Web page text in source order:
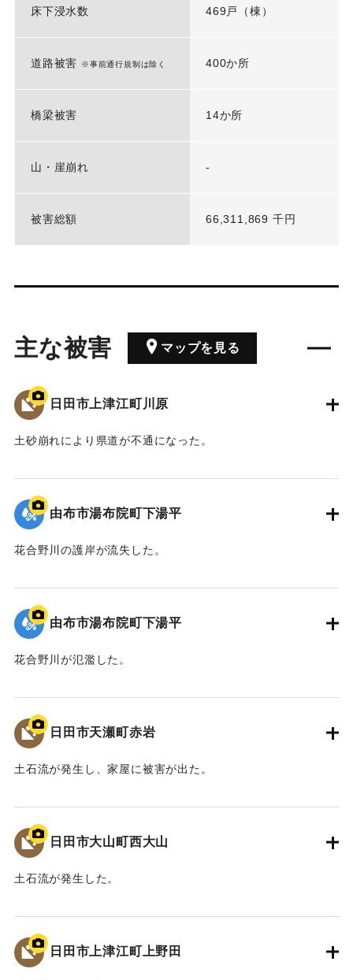
床下浸水数 469戸（棟）
道路被害 ※事前通行規制は除く 400か所
橋梁被害 14か所
山・崖崩れ -
被害総額 66,311,869 千円
主な被害 マップを見る
日田市上津江町川原
土砂崩れにより県道が不通になった。
2020/7/6｜固有コード:01215088
由布市湯布院町下湯平
花合野川の護岸が流失した。
2020/7/6｜固有コード:01215087
由布市湯布院町下湯平
花合野川が氾濫した。
2020/7/6｜固有コード:01215086
日田市天瀬町赤岩
土石流が発生し、家屋に被害が出た。
2020/7/6｜固有コード:01215085
日田市大山町西大山
土石流が発生した。
2020/7/6｜固有コード:01215084
日田市上津江町上野田